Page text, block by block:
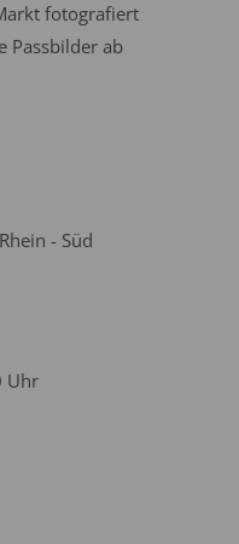
fotografiert
Passbilder ab
- Süd
Uhr